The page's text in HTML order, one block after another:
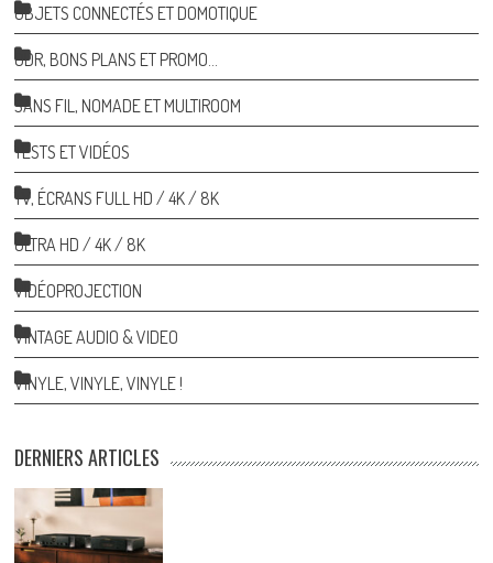
OBJETS CONNECTÉS ET DOMOTIQUE
ODR, BONS PLANS ET PROMO…
SANS FIL, NOMADE ET MULTIROOM
TESTS ET VIDÉOS
TV, ÉCRANS FULL HD / 4K / 8K
ULTRA HD / 4K / 8K
VIDÉOPROJECTION
VINTAGE AUDIO & VIDEO
VINYLE, VINYLE, VINYLE !
DERNIERS ARTICLES